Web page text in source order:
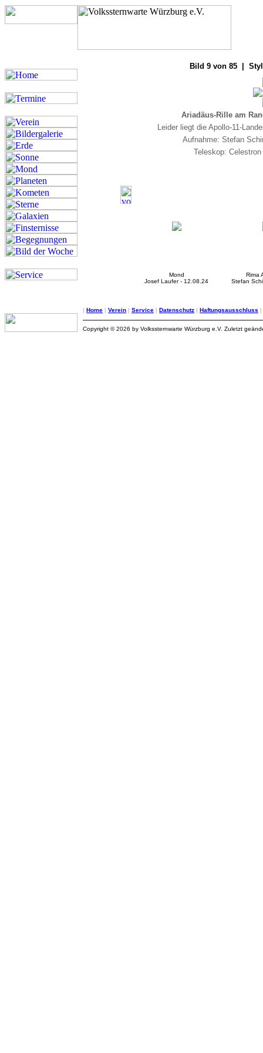
Bild 9 von 85 |
Ariadäus-Rille am
Leider liegt die Apollo-11-
Aufnahme: Stefan
Teleskop:
Mond
Josef Laufer - 12.08.24
Rima
Stefan
| Home | Verein | Service | Datenschutz | Haftungsausschluss |
Copyright © 2026 by Volkssternwarte Würzburg e.V. Zuletzt